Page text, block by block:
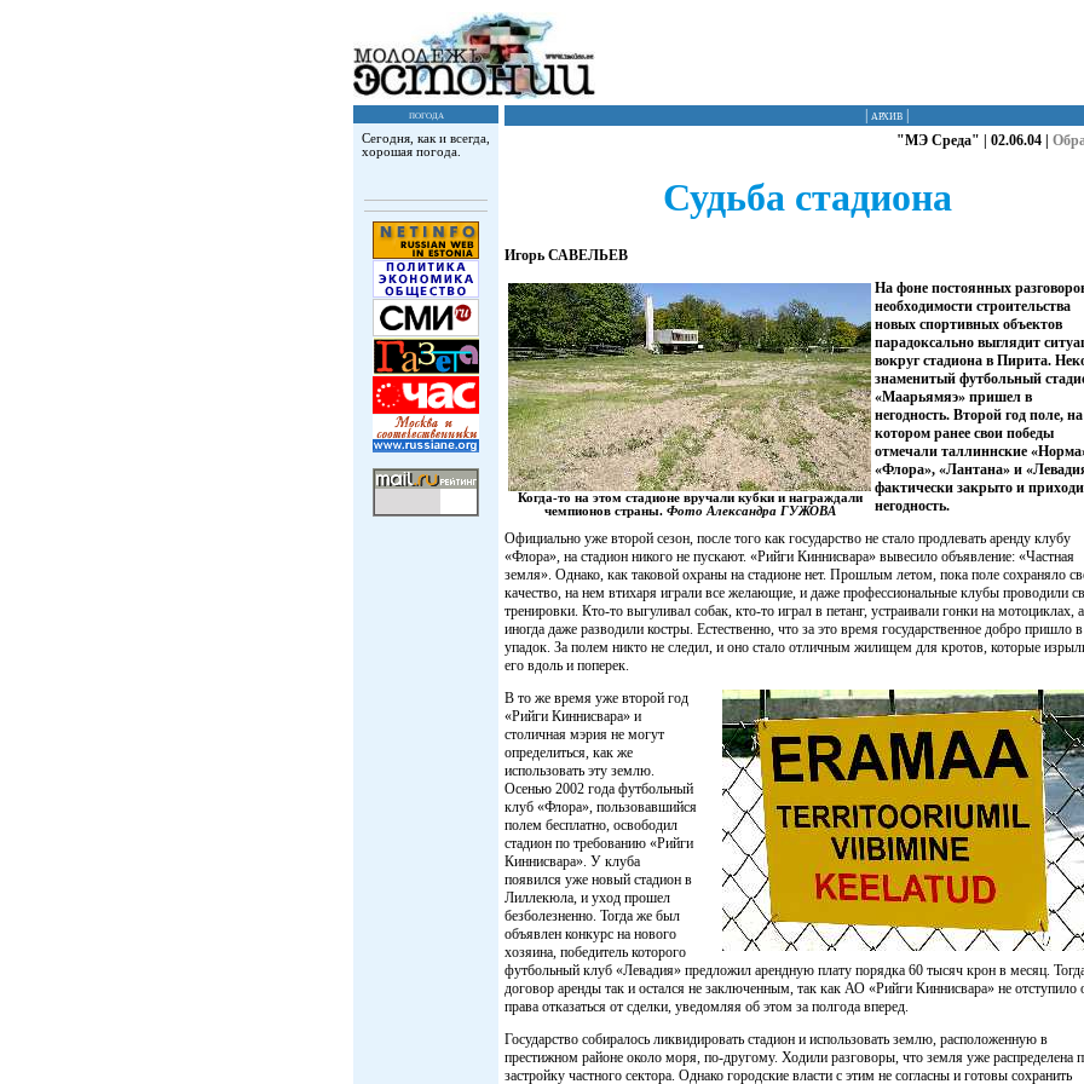
погода
Сегодня, как и всегда,
хорошая погода.
архив
"МЭ Среда" | 02.06.04 |
Судьба стадиона
Игорь САВЕЛЬЕВ
Когда-то на этом стадионе вручали кубки и награждали
чемпионов страны. Фото Александра ГУЖОВА
На фоне постоянных
необходимости строительства
новых спортивных объектов
парадоксально выглядит
вокруг стадиона в Пирита.
знаменитый футбольный
«Маарьямяэ» пришел в
негодность. Второй год поле, на
котором ранее свои победы
отмечали таллиннские
«Флора», «Лантана» и
фактически закрыто и
негодность.
Официально уже второй сезон, после того как государство не стало продлевать аренду клубу
«Флора», на стадион никого не пускают. «Рийги Киннисвара» вывесило объявление: «Частная
земля». Однако, как таковой охраны на стадионе нет. Прошлым летом, пока поле сохраняло
качество, на нем втихаря играли все желающие, и даже профессиональные клубы проводили
тренировки. Кто-то выгуливал собак, кто-то играл в петанг, устраивали гонки на мотоциклах, а
иногда даже разводили костры. Естественно, что за это время государственное добро пришло в
упадок. За полем никто не следил, и оно стало отличным жилищем для кротов, которые
его вдоль и поперек.
В то же время уже второй год
«Рийги Киннисвара» и
столичная мэрия не могут
определиться, как же
использовать эту землю.
Осенью 2002 года футбольный
клуб «Флора», пользовавшийся
полем бесплатно, освободил
стадион по требованию «Рийги
Киннисвара». У клуба
появился уже новый стадион в
Лиллекюла, и уход прошел
безболезненно. Тогда же был
объявлен конкурс на нового
хозяина, победитель которого
футбольный клуб «Левадия» предложил арендную плату порядка 60 тысяч крон в месяц.
договор аренды так и остался не заключенным, так как АО «Рийги Киннисвара» не отступило
права отказаться от сделки, уведомляя об этом за полгода вперед.
Государство собиралось ликвидировать стадион и использовать землю, расположенную в
престижном районе около моря, по-другому. Ходили разговоры, что земля уже распределена
застройку частного сектора. Однако городские власти с этим не согласны и готовы сохранить